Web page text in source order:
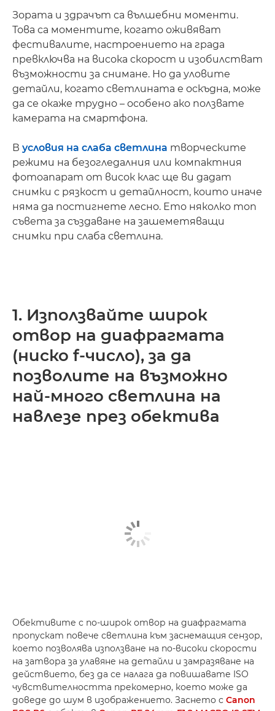
Зората и здрачът са вълшебни моменти.
Това са моментите, когато оживяват
фестивалите, настроението на града
превключва на висока скорост и изобилстват
възможности за снимане. Но да уловите
детайли, когато светлината е оскъдна, може
да се окаже трудно – особено ако ползвате
камерата на смартфона.
В условия на слаба светлина творческите
режими на безогледалния или компактния
фотоапарат от висок клас ще ви дадат
снимки с рязкост и детайлност, които иначе
няма да постигнете лесно. Ето няколко топ
съвета за създаване на зашеметяващи
снимки при слаба светлина.
1. Използвайте широк
отвор на диафрагмата
(ниско f-число), за да
позволите на възможно
най-много светлина на
навлезе през обектива
Обективите с по-широк отвор на диафрагмата
пропускат повече светлина към заснемащия сензор,
което позволява използване на по-високи скорости
на затвора за улавяне на детайли и замразяване на
действието, без да се налага да повишавате ISO
чувствителността прекомерно, което може да
доведе до шум в изображението. Заснето с Canon